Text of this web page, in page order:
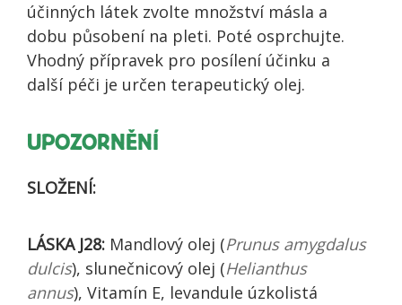
účinných látek zvolte množství másla a
dobu působení na pleti. Poté osprchujte.
Vhodný přípravek pro posílení účinku a
další péči je určen terapeutický olej.
UPOZORNĚNÍ
SLOŽENÍ:
LÁSKA J28: Mandlový olej (Prunus amygdalus
dulcis), slunečnicový olej (Helianthus
annus), Vitamín E, levandule úzkolistá